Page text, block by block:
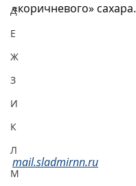
Д
Е
Ж
З
И
К
Л
М
«коричневого» сахара.
mail.sladmirnn.ru